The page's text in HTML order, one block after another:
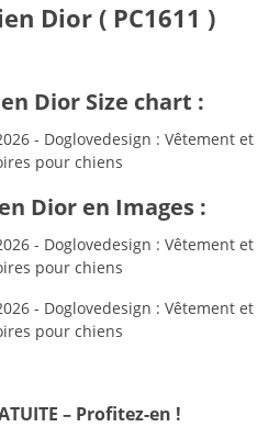
Dior ( PC1611 )
Dior Size chart :
Dior en Images :
– Profitez-en !